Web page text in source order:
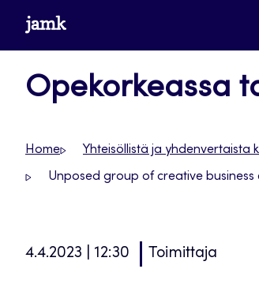
Siirrywww.jamk.fi
Opekorkeassa
Home Yhteisöllistä ja yhdenvertaista
Unposed group of creative
4.4.2023 | 12:30 Toimittaja